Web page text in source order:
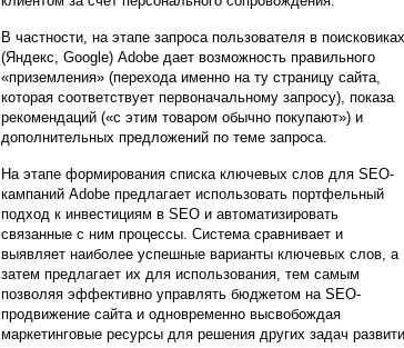
В частности, на этапе запроса пользователя в поисковиках
(Яндекс, Google) Adobe дает возможность правильного
«приземления» (перехода именно на ту страницу сайта,
которая соответствует первоначальному запросу), показа
рекомендаций («с этим товаром обычно покупают») и
дополнительных предложений по теме запроса.
На этапе формирования списка ключевых слов для SEO-
кампаний Adobe предлагает использовать портфельный
подход к инвестициям в SEO и автоматизировать
связанные с ним процессы. Система сравнивает и
выявляет наиболее успешные варианты ключевых слов, а
затем предлагает их для использования, тем самым
позволяя эффективно управлять бюджетом на SEO-
продвижение сайта и одновременно высвобождая
маркетинговые ресурсы для решения других задач